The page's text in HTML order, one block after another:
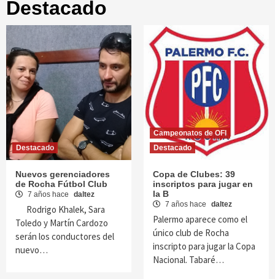
Destacado
Destacado
Nuevos gerenciadores
de Rocha Fútbol Club
7 años hace daltez
Rodrigo Khalek, Sara
Toledo y Martín Cardozo
serán los conductores del
nuevo…
Campeonatos de OFI
Destacado
Copa de Clubes: 39
inscriptos para jugar en
la B
7 años hace daltez
Palermo aparece como el
único club de Rocha
inscripto para jugar la Copa
Nacional. Tabaré…